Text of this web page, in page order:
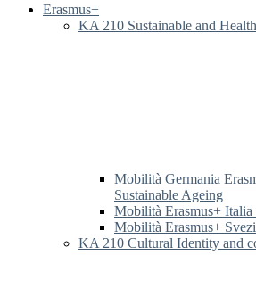
Erasmus+
KA 210 Sustainable and
Mobilità Germania
Sustainable Ageing
Mobilità Erasmus+
Mobilità Erasmus+
KA 210 Cultural Identity and